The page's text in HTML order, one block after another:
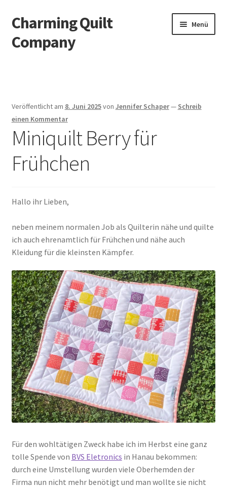
Zur
Navigation
springen
Zum
Inhalt
springen
Charming Quilt
Company
Menü
Blog
Datenschutzbelehrung
Datenschutzerklärung
Impressum
Impressum
Kasse
Mein Konto
Shop
Versandarten
Warenkorb
Widerrufsbelehrung
Zahlungsarten
Veröffentlicht am 8. Juni 2025von Jennifer Schaper— Schreib
einen Kommentar
Miniquilt Berry für
Frühchen
Hallo ihr Lieben,
neben meinem normalen Job als Quilterin nähe und quilte
ich auch ehrenamtlich für Frühchen und nähe auch
Kleidung für die kleinsten Kämpfer.
Für den wohltätigen Zweck habe ich im Herbst eine ganz
tolle Spende von BVS Eletronics in Hanau bekommen:
durch eine Umstellung wurden viele Oberhemden der
Firma nun nicht mehr benötigt und man wollte sie nicht